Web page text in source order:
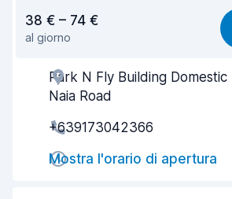
Facile da trovare
Gentilezza degli agenti
38 € – 74 €
al giorno
Park N Fly Building
Naia Road
+639173042366
Mostra l'orario di apertura